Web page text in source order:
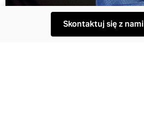
Skontaktuj się z nami